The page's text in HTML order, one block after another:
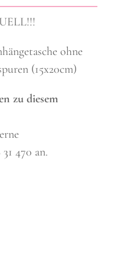
ohne
(15x20cm)
zu diesem
470 an.